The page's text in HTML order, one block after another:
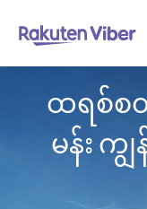
ထရစ်စတ
မန်း က